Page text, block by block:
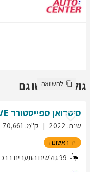
גולשים חיפשו גם
להשוואה
סיטרואןספייסטורר
שנת:
2022 ק"מ:
70,661
יד ראשונה
99גולשים התעניינו